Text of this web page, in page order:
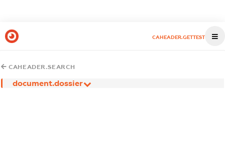
CAHEADER.GETTEST
CAHEADER.SEARCH
document.dossier